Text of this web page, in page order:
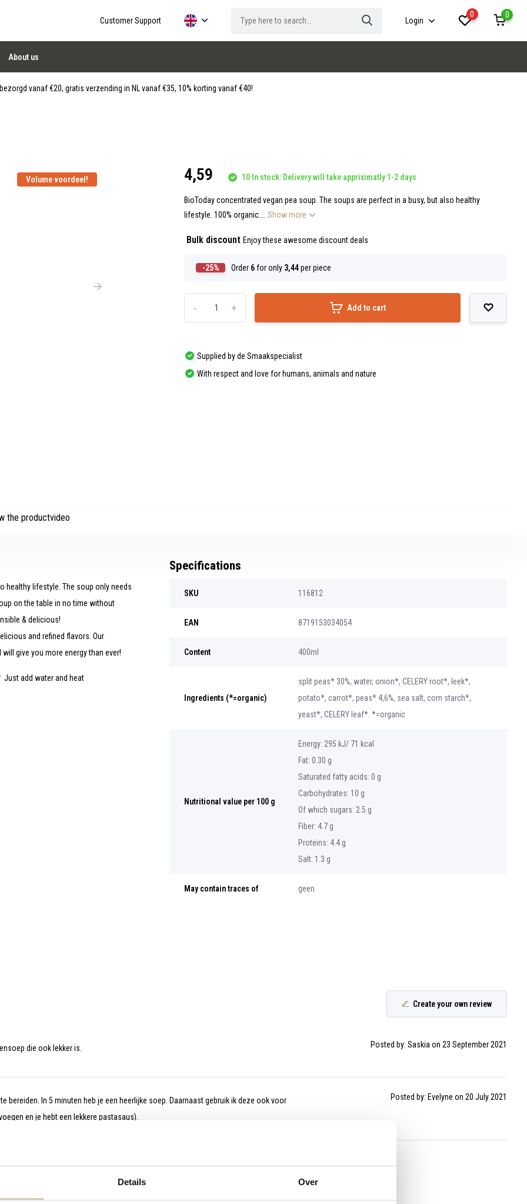
Details Over
Customer Support Login
0
0
About us
vanaf €20, gratis verzending in NL vanaf €35, 10% korting vanaf €40!
Volume voordeel! 4,59 10 In stock: Delivery will take appriximatly 1-2 days
BioToday concentrated vegan pea soup. The soups are perfect in a busy, but also healthy
lifestyle. 100% organic....Show more
Bulk discountEnjoy these awesome discount deals
-25% Order 6for only 3,44per piece
+
- Add to cart
Supplied by de Smaakspecialist
With respect and love for humans, animals and nature
the productvideo
healthy lifestyle. The soup only needs
on the table in no time without
& delicious!
and refined flavors. Our
give you more energy than ever!
add water and heat
Specifications
SKU 116812
EAN 8719153034054
Content 400ml
Ingredients (*=organic)
split peas* 30%, water, onion*, CELERY root*, leek*,
potato*, carrot*, peas* 4,6%, sea salt, corn starch*,
yeast*, CELERY leaf*. *=organic
Nutritional value per 100 g
Energy: 295 kJ/ 71 kcal
Fat: 0.30 g
Saturated fatty acids: 0 g
Carbohydrates: 10 g
Of which sugars: 2.5 g
Fiber: 4.7 g
Proteins: 4.4 g
Salt: 1.3 g
May contain traces of geen
Create your own review
die ook lekker is. Posted by: Saskia on 23 September 2021
bereiden. In 5 minuten heb je een heerlijke soep. Daarnaast gebruik ik deze ook voor
en je hebt een lekkere pastasaus).
Posted by: Evelyne on 20 July 2021